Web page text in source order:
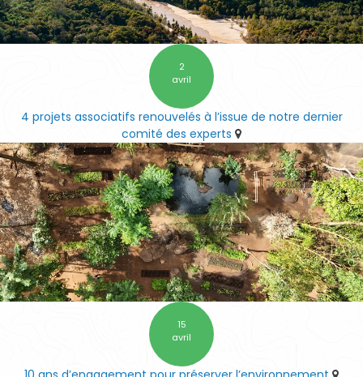
2
avril
4 projets associatifs renouvelés à l’issue de notre dernier
comité des experts
15
avril